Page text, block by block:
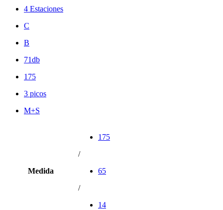
4 Estaciones
C
B
71db
175
3 picos
M+S
Medida
175
/
65
/
14